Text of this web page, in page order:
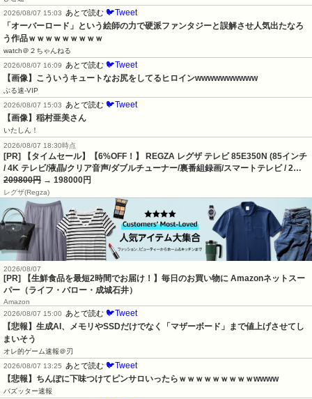
2026/08/07 15:03
あとで読む 🐦Tweet
「オーバーロード」という絵師の力で硬派ファンタジーと誤解させ人気出たなろ
う作品ｗｗｗｗｗｗｗｗｗ
watch＠２ちゃんねる
2026/08/07 16:09
あとで読む 🐦Tweet
【画像】こういうキュートなお尻をしてるヒロインwwwwwwwwww
ぶる速-VIP
2026/08/07 15:03
あとで読む 🐦Tweet
【画像】稲村亜美さん
いたしん！
2026/08/07 18:30時点
[PR] 【タイムセール】【6%OFF！】 REGZA レグザ テレビ 85E350N (85インチ
/ 4K テレビ/液晶/クリア音声/ダブルチューナー/裏番組録画/スマートテレビ / 2…
209800円 → 198000円
レグザ(Regza)
2026/08/07
[PR] 【生鮮食品を最短2時間でお届け！】毎日のお買い物に Amazonネットスー
パー（ライフ・バロー・成城石井）
Amazon
2026/08/07 15:00
あとで読む 🐦Tweet
【悲報】生成AI、メモリやSSDだけでなく「マザーボード」まで値上げさせてし
まいそう
オレ的ゲーム速報＠刃
2026/08/07 13:25
あとで読む 🐦Tweet
【悲報】ちんぽに下味つけてピンサロいったらｗｗｗｗｗｗｗｗｗwwww
バズッター速報